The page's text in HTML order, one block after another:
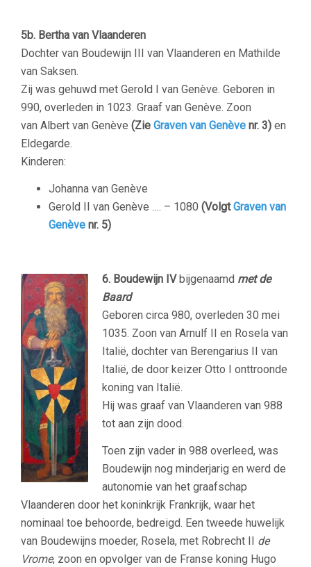
5b. Bertha van Vlaanderen
Dochter van Boudewijn III van Vlaanderen en Mathilde
van Saksen.
Zij was gehuwd met Gerold I van Genève. Geboren in
990, overleden in 1023. Graaf van Genève. Zoon
van Albert van Genève (Zie Graven van Genève nr. 3) en
Eldegarde.
Kinderen:
Johanna van Genève
Gerold II van Genève …. – 1080 (VolgtGraven van
Genève nr. 5)
6. Boudewijn IVbijgenaamd met de
Baard
Geboren circa 980, overleden 30 mei
1035. Zoon van Arnulf II en Rosela van
Italië, dochter van Berengarius II van
Italië, de door keizer Otto I onttroonde
koning van Italië.
Hij was graaf van Vlaanderen van 988
tot aan zijn dood.
Toen zijn vader in 988 overleed, was
Boudewijn nog minderjarig en werd de
autonomie van het graafschap
Vlaanderen door het koninkrijk Frankrijk, waar het
nominaal toe behoorde, bedreigd. Een tweede huwelijk
van Boudewijns moeder, Rosela, met Robrecht II de
Vrome, zoon en opvolger van de Franse koning Hugo